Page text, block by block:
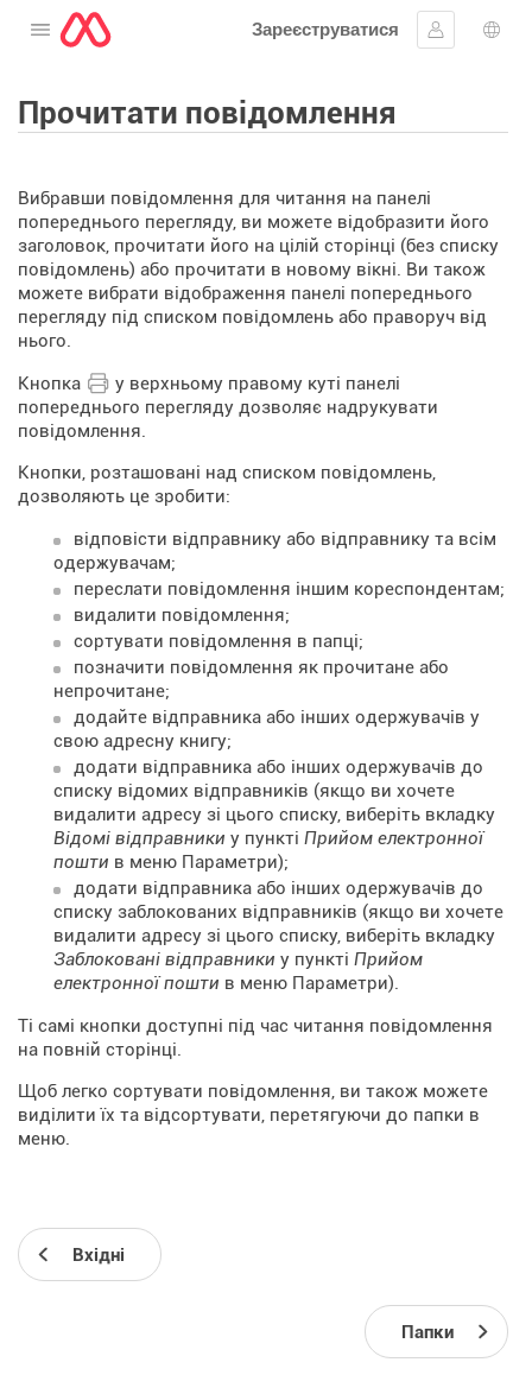
Відкрити меню
Зареєструватися
Увійти
Прочитати повідомлення
Вибравши повідомлення для читання на панелі
попереднього перегляду, ви можете відобразити його
заголовок, прочитати його на цілій сторінці (без списку
повідомлень) або прочитати в новому вікні. Ви також
можете вибрати відображення панелі попереднього
перегляду під списком повідомлень або праворуч від
нього.
Кнопка
у верхньому правому куті панелі
попереднього перегляду дозволяє надрукувати
повідомлення.
Кнопки, розташовані над списком повідомлень,
дозволяють це зробити:
відповісти відправнику або відправнику та всім
одержувачам;
переслати повідомлення іншим кореспондентам;
видалити повідомлення;
сортувати повідомлення в папці;
позначити повідомлення як прочитане або
непрочитане;
додайте відправника або інших одержувачів у
свою адресну книгу;
додати відправника або інших одержувачів до
списку відомих відправників (якщо ви хочете
видалити адресу зі цього списку, виберіть вкладку
Відомі відправники у пункті Прийом електронної
пошти в меню Параметри);
додати відправника або інших одержувачів до
списку заблокованих відправників (якщо ви хочете
видалити адресу зі цього списку, виберіть вкладку
Заблоковані відправники у пункті Прийом
електронної пошти в меню Параметри).
Ті самі кнопки доступні під час читання повідомлення
на повній сторінці.
Щоб легко сортувати повідомлення, ви також можете
виділити їх та відсортувати, перетягуючи до папки в
меню.
Вхідні
Папки